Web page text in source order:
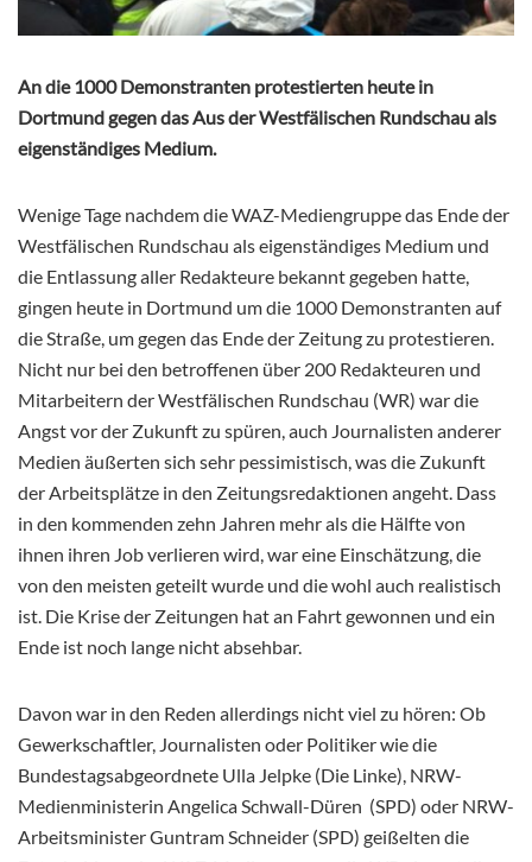
An die 1000 Demonstranten protestierten heute in
Dortmund gegen das Aus der Westfälischen Rundschau als
eigenständiges Medium.
Wenige Tage nachdem die WAZ-Mediengruppe das Ende der
Westfälischen Rundschau als eigenständiges Medium und
die Entlassung aller Redakteure bekannt gegeben hatte,
gingen heute in Dortmund um die 1000 Demonstranten auf
die Straße, um gegen das Ende der Zeitung zu protestieren.
Nicht nur bei den betroffenen über 200 Redakteuren und
Mitarbeitern der Westfälischen Rundschau (WR) war die
Angst vor der Zukunft zu spüren, auch Journalisten anderer
Medien äußerten sich sehr pessimistisch, was die Zukunft
der Arbeitsplätze in den Zeitungsredaktionen angeht. Dass
in den kommenden zehn Jahren mehr als die Hälfte von
ihnen ihren Job verlieren wird, war eine Einschätzung, die
von den meisten geteilt wurde und die wohl auch realistisch
ist. Die Krise der Zeitungen hat an Fahrt gewonnen und ein
Ende ist noch lange nicht absehbar.
Davon war in den Reden allerdings nicht viel zu hören: Ob
Gewerkschaftler, Journalisten oder Politiker wie die
Bundestagsabgeordnete Ulla Jelpke (Die Linke), NRW-
Medienministerin Angelica Schwall-Düren (SPD) oder NRW-
Arbeitsminister Guntram Schneider (SPD) geißelten die